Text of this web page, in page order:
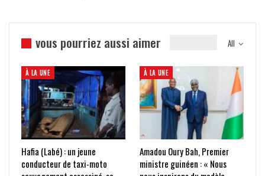
All
vous pourriez aussi aimer
À LA UNE
Hafia (Labé) : un jeune
conducteur de taxi-moto
À LA UNE
Amadou Oury Bah, Premier
ministre guinéen : « Nous